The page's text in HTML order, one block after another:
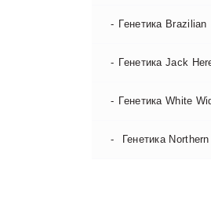
Генетика Brazilian
Генетика Jack
Генетика White
Генетика